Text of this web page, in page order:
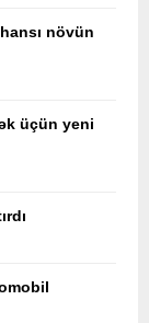
növün
üçün yeni